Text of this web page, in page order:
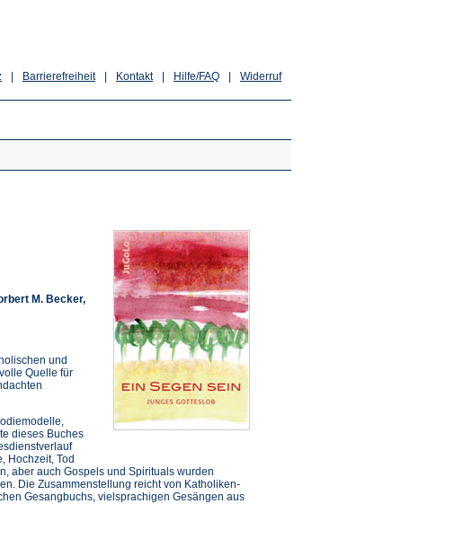
Widerruf
Hilfe/FAQ
Kontakt
Barrierefreiheit
M. Becker,
und
Quelle für
dieses Buches
Hochzeit, Tod
aber auch Gospels und Spirituals wurden
Die Zusammenstellung reicht von Katholiken-
Gesangbuchs, vielsprachigen Gesängen aus